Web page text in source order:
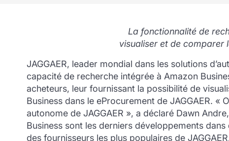
La fonctionnalité de
visualiser et de comparer
JAGGAER, leader mondial dans les solutions
capacité de recherche intégrée à Amazon
acheteurs, leur fournissant la possibilité de
Business dans le eProcurement de JAGGAER.
autonome de JAGGAER », a déclaré Dawn
Business sont les derniers développements
des fournisseurs les plus populaires de